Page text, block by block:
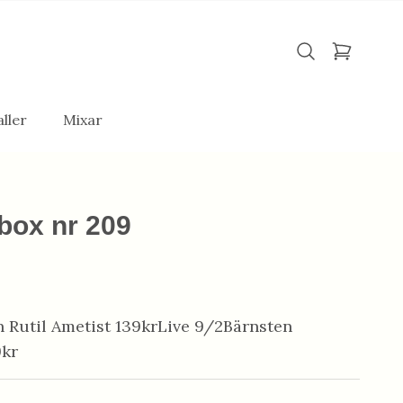
Mixar
nr 209
Rutil Ametist 139krLive 9/2Bärnsten